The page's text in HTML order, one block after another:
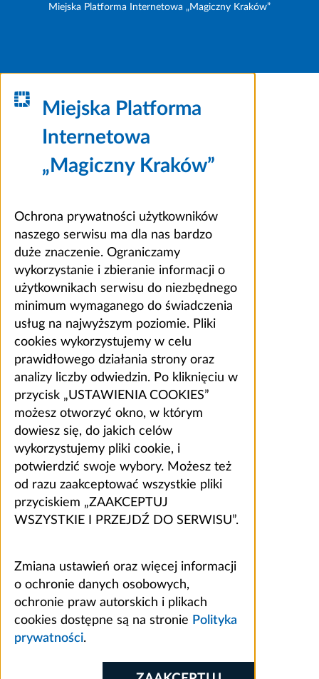
Miejska Platforma Internetowa „Magiczny Kraków”
Miejska Platforma
Internetowa
„Magiczny Kraków”
Ochrona prywatności użytkowników
naszego serwisu ma dla nas bardzo
duże znaczenie. Ograniczamy
wykorzystanie i zbieranie informacji o
użytkownikach serwisu do niezbędnego
minimum wymaganego do świadczenia
usług na najwyższym poziomie. Pliki
cookies wykorzystujemy w celu
prawidłowego działania strony oraz
analizy liczby odwiedzin. Po kliknięciu w
przycisk „USTAWIENIA COOKIES”
możesz otworzyć okno, w którym
dowiesz się, do jakich celów
wykorzystujemy pliki cookie, i
potwierdzić swoje wybory. Możesz też
od razu zaakceptować wszystkie pliki
przyciskiem „ZAAKCEPTUJ
WSZYSTKIE I PRZEJDŹ DO SERWISU”.
Zmiana ustawień oraz więcej informacji
o ochronie danych osobowych,
ochronie praw autorskich i plikach
cookies dostępne są na stronie Polityka
prywatności.